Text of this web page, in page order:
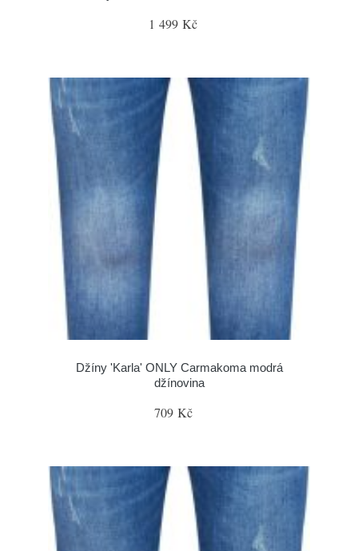
1 499 Kč
Džíny 'Karla' ONLY Carmakoma modrá
džínovina
709 Kč